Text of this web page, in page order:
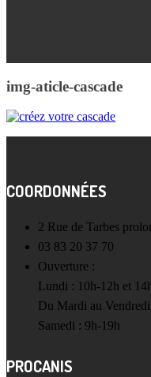
img-aticle-cascade
COORDONNÉES
2 Rue de Tarbes
03 83 20 37 70
Ouverture :
Lundi : 10h-12h et
Du Mardi au
Samedi : 9h-19h
PROCANIS